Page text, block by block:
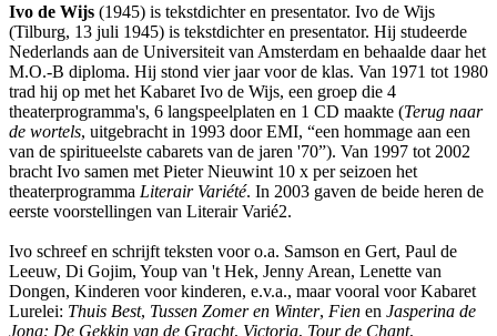
Ivo de Wijs (1945) is tekstdichter en presentator. Ivo de Wijs
(Tilburg, 13 juli 1945) is tekstdichter en presentator. Hij studeerde
Nederlands aan de Universiteit van Amsterdam en behaalde daar het
M.O.-B diploma. Hij stond vier jaar voor de klas. Van 1971 tot 1980
trad hij op met het Kabaret Ivo de Wijs, een groep die 4
theaterprogramma's, 6 langspeelplaten en 1 CD maakte (Terug naar
de wortels, uitgebracht in 1993 door EMI, “een hommage aan een
van de spiritueelste cabarets van de jaren '70”). Van 1997 tot 2002
bracht Ivo samen met Pieter Nieuwint 10 x per seizoen het
theaterprogramma Literair Variété. In 2003 gaven de beide heren de
eerste voorstellingen van Literair Varié2.
Ivo schreef en schrijft teksten voor o.a. Samson en Gert, Paul de
Leeuw, Di Gojim, Youp van 't Hek, Jenny Arean, Lenette van
Dongen, Kinderen voor kinderen, e.v.a., maar vooral voor Kabaret
Lurelei: Thuis Best, Tussen Zomer en Winter, Fien en Jasperina de
Jong: De Gekkin van de Gracht, Victoria, Tour de Chant,